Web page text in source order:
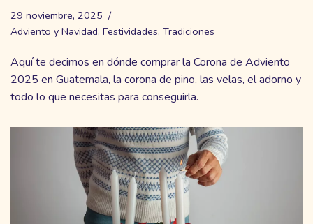
29 noviembre, 2025
Adviento y Navidad, Festividades, Tradiciones
Aquí te decimos en dónde comprar la Corona de Adviento
2025 en Guatemala, la corona de pino, las velas, el adorno y
todo lo que necesitas para conseguirla.